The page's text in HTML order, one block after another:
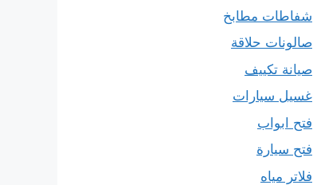
شفاطات مطابخ
صالونات حلاقة
صيانة تكييف
غسيل سيارات
فتح ابواب
فتح سيارة
فلاتر مياه